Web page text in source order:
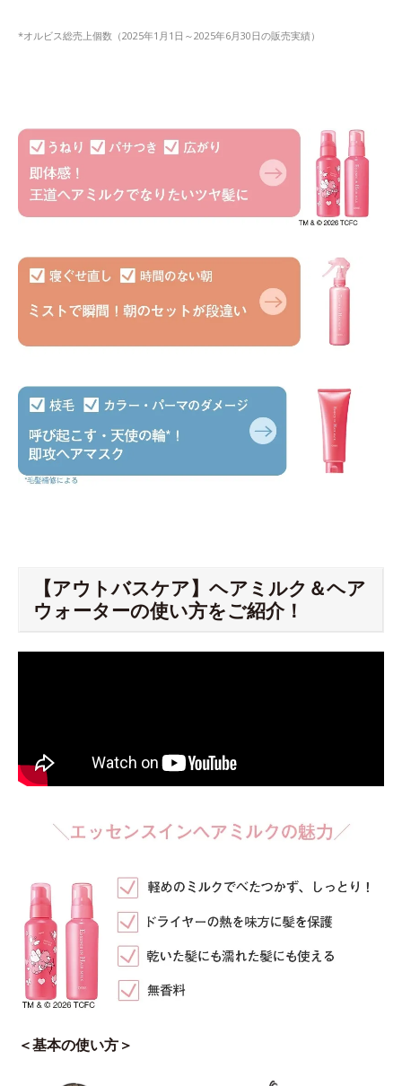
*オルビス総売上個数（2025年1月1日～2025年6月30日の販売実績）
【アウトバスケア】ヘアミルク＆ヘア
ウォーターの使い方をご紹介！
＜基本の使い方＞